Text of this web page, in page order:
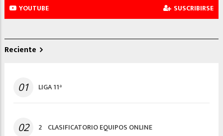
YOUTUBE SUSCRIBIRSE
Reciente
01 LIGA 11ª
02 2º CLASIFICATORIO EQUIPOS ONLINE